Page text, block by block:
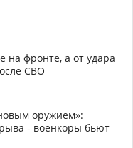
на фронте, а от удара
СВО
оружием»:
- военкоры бьют